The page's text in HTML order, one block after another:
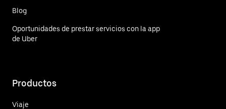
Blog
Oportunidades de prestar servicios con la app
de Uber
Productos
Viaje